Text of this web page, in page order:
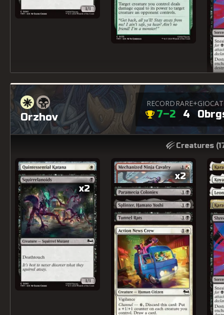
Orzhov
RECORD
7–2
RARE+
4
Creatures (
x2
x2